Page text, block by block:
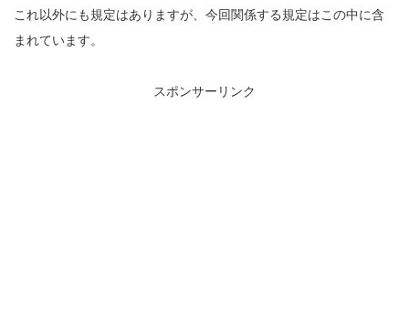
これ以外にも規定はありますが、今回関係する規定はこの中に含
まれています。
スポンサーリンク